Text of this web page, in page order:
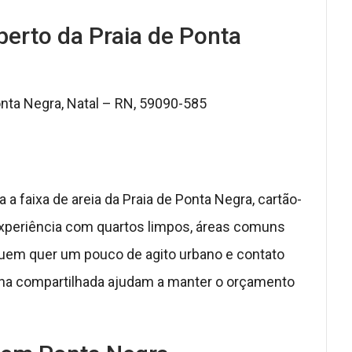
da Praia de Ponta
Negra, Natal – RN, 59090-585
faixa de areia da Praia de Ponta Negra, cartão-
com quartos limpos, áreas comuns
quer um pouco de agito urbano e contato
compartilhada ajudam a manter o orçamento